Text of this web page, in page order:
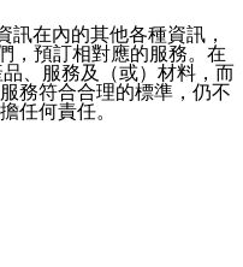
在內的其他各種資訊，
，預訂相對應的服務。在
、服務及（或）材料，而
務符合合理的標準，仍不
任何責任。